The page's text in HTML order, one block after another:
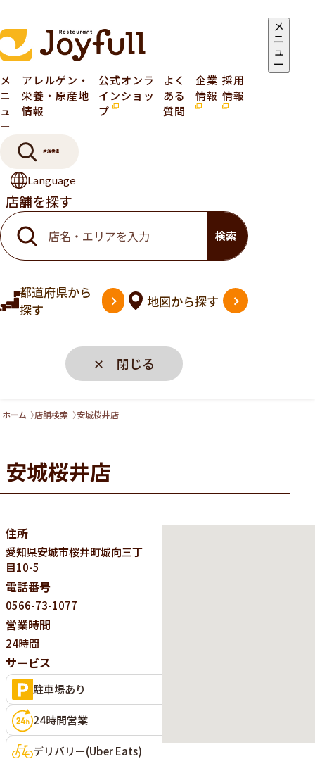
メ
ニ
ュ
ー
メ
ニ
ュ
ー
アレルゲン・
栄養・原産地
情報
公式オンラ
インショッ
プ
よく
ある
質問
企業
情報
採用
情報
店舗検索
Language
店舗を探す
検索
都道府県から
探す
地図から探す
✕ 閉じる
ホーム 店舗検索 安城桜井店
安城桜井店
住所
愛知県安城市桜井町城向三丁
目10-5
電話番号
0566-73-1077
営業時間
24時間
サービス
駐車場あり
24時間営業
デリバリー(Uber Eats)